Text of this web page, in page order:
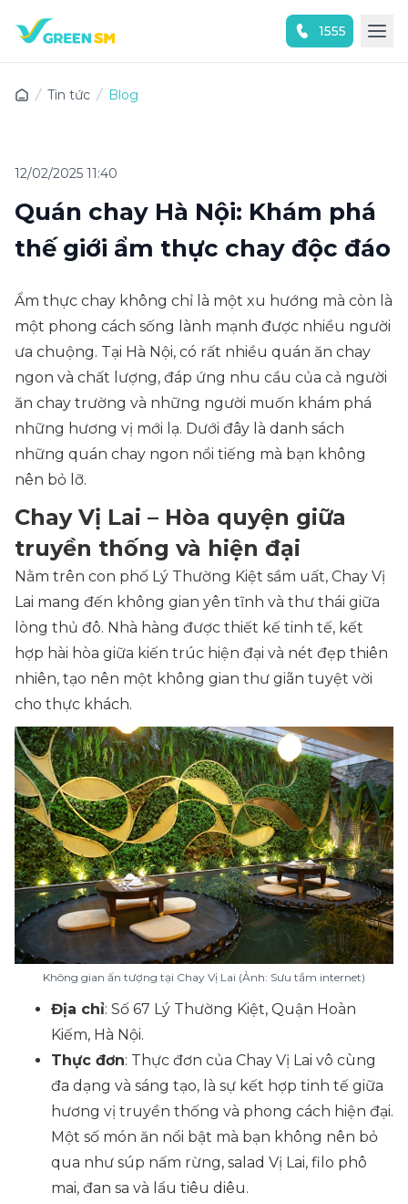
1555
Tin tức Blog
12/02/2025 11:40
Quán chay Hà Nội: Khám phá
thế giới ẩm thực chay độc đáo
Ẩm thực chay không chỉ là một xu hướng mà còn là
một phong cách sống lành mạnh được nhiều người
ưa chuộng. Tại Hà Nội, có rất nhiều quán ăn chay
ngon và chất lượng, đáp ứng nhu cầu của cả người
ăn chay trường và những người muốn khám phá
những hương vị mới lạ. Dưới đây là danh sách
những quán chay ngon nổi tiếng mà bạn không
nên bỏ lỡ.
Chay Vị Lai – Hòa quyện giữa
truyền thống và hiện đại
Nằm trên con phố Lý Thường Kiệt sầm uất, Chay Vị
Lai mang đến không gian yên tĩnh và thư thái giữa
lòng thủ đô. Nhà hàng được thiết kế tinh tế, kết
hợp hài hòa giữa kiến trúc hiện đại và nét đẹp thiên
nhiên, tạo nên một không gian thư giãn tuyệt vời
cho thực khách.
Không gian ấn tượng tại Chay Vị Lai (Ảnh: Sưu tầm internet)
Địa chỉ: Số 67 Lý Thường Kiệt, Quận Hoàn
Kiếm, Hà Nội.
Thực đơn: Thực đơn của Chay Vị Lai vô cùng
đa dạng và sáng tạo, là sự kết hợp tinh tế giữa
hương vị truyền thống và phong cách hiện đại.
Một số món ăn nổi bật mà bạn không nên bỏ
qua như súp nấm rừng, salad Vị Lai, filo phô
mai, đan sa và lẩu tiêu diêu.